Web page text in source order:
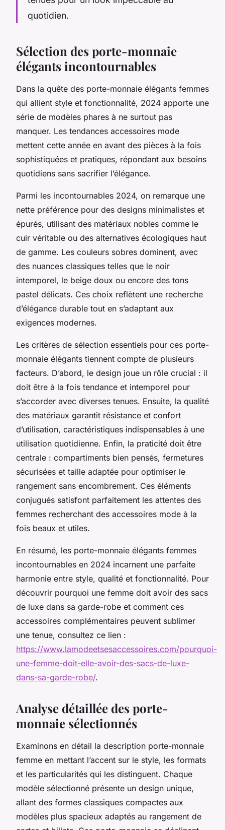
quotidien.
Sélection des porte-monnaie
élégants incontournables
Dans la quête des porte-monnaie élégants femmes
qui allient style et fonctionnalité, 2024 apporte une
série de modèles phares à ne surtout pas
manquer. Les tendances accessoires mode
mettent cette année en avant des pièces à la fois
sophistiquées et pratiques, répondant aux besoins
quotidiens sans sacrifier l’élégance.
Parmi les incontournables 2024, on remarque une
nette préférence pour des designs minimalistes et
épurés, utilisant des matériaux nobles comme le
cuir véritable ou des alternatives écologiques haut
de gamme. Les couleurs sobres dominent, avec
des nuances classiques telles que le noir
intemporel, le beige doux ou encore des tons
pastel délicats. Ces choix reflètent une recherche
d’élégance durable tout en s’adaptant aux
exigences modernes.
Les critères de sélection essentiels pour ces porte-
monnaie élégants tiennent compte de plusieurs
facteurs. D’abord, le design joue un rôle crucial : il
doit être à la fois tendance et intemporel pour
s’accorder avec diverses tenues. Ensuite, la qualité
des matériaux garantit résistance et confort
d’utilisation, caractéristiques indispensables à une
utilisation quotidienne. Enfin, la praticité doit être
centrale : compartiments bien pensés, fermetures
sécurisées et taille adaptée pour optimiser le
rangement sans encombrement. Ces éléments
conjugués satisfont parfaitement les attentes des
femmes recherchant des accessoires mode à la
fois beaux et utiles.
En résumé, les porte-monnaie élégants femmes
incontournables en 2024 incarnent une parfaite
harmonie entre style, qualité et fonctionnalité. Pour
découvrir pourquoi une femme doit avoir des sacs
de luxe dans sa garde-robe et comment ces
accessoires complémentaires peuvent sublimer
une tenue, consultez ce lien :
https://www.lamodeetsesaccessoires.com/pourquoi-
une-femme-doit-elle-avoir-des-sacs-de-luxe-
dans-sa-garde-robe/.
Analyse détaillée des porte-
monnaie sélectionnés
Examinons en détail la description porte-monnaie
femme en mettant l’accent sur le style, les formats
et les particularités qui les distinguent. Chaque
modèle sélectionné présente un design unique,
allant des formes classiques compactes aux
modèles plus spacieux adaptés au rangement de